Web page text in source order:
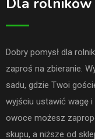
Dobry pomysł dla
zaproś na zbieranie.
sadu, gdzie Twoi
wyjściu ustawić wagę i
owoce możesz
skupu, a niższe od